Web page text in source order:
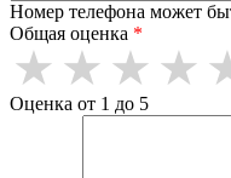
Номер телефона может
Общая оценка *
Оценка от 1 до 5